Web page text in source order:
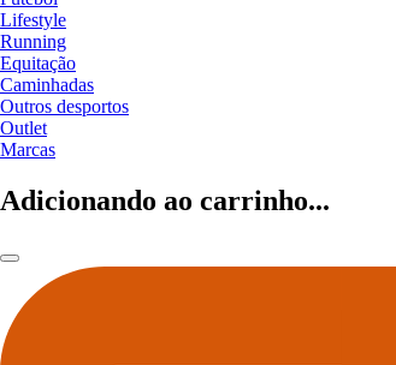
Lifestyle
Running
Equitação
Caminhadas
Outros desportos
Outlet
Marcas
Adicionando ao carrinho...